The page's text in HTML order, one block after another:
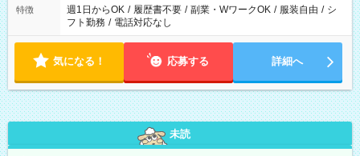
特徴 週1日からOK / 履歴書不要 / 副業・WワークOK / 服装自由 / シ
フト勤務 / 電話対応なし
気になる！ 応募する 詳細へ
未読